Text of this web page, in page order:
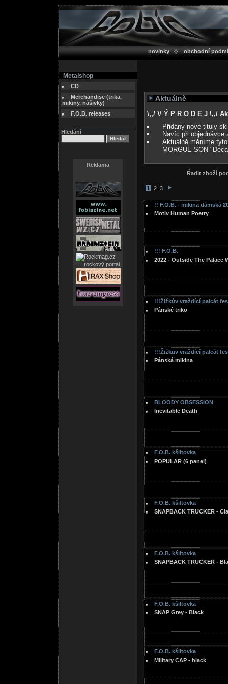
novinky obchodní
Metalshop
CD
Merchandise (trika,
mikiny, nášivky)
F.O.B. releases
Hledání
Reklama
Aktuálně
\,,/ V Ý P R O D E J \,,/
Přidány nové tituly
Navíc při
Aktuálně měníme
MORGUE SON
Řadit zboží
1 2 3
!! F.O.B. - mikina dámská
Motiv Human Poetry
!!! F.O.B.
2022 - Outside The Palace
!!!Žižkův vraždící palcát
Pánské triko
!!!Žižkův vraždící palcát
Pánská mikina
BLOODY OBSESSION
Inevitable Death
F.O.B. kšiltovka
POPULAR (6 panel)
F.O.B. kšiltovka
SNAPBACK TRUCKER -
F.O.B. kšiltovka
SNAPBACK TRUCKER -
F.O.B. kšiltovka
SNAP Grey - Black
F.O.B. kšiltovka
Military CAP - black